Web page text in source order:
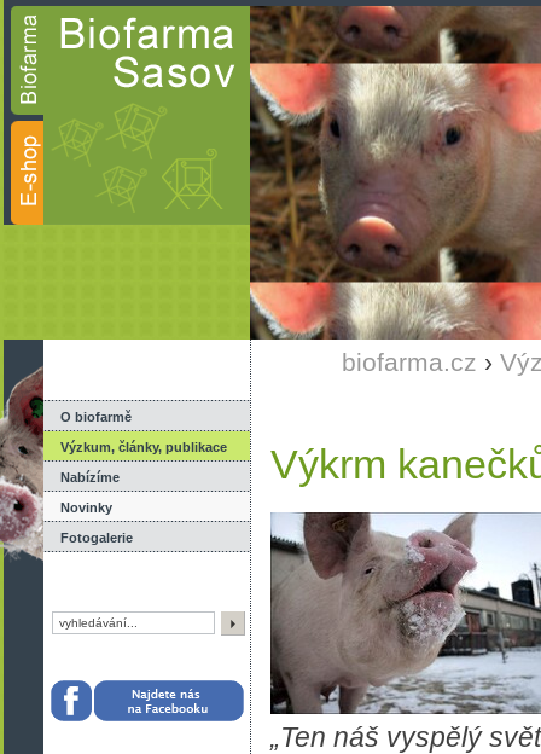
O biofarmě
Výzkum, články, publikace
Nabízíme
Novinky
Fotogalerie
biofarma.cz ›
Výkrm
„Ten náš vyspělý